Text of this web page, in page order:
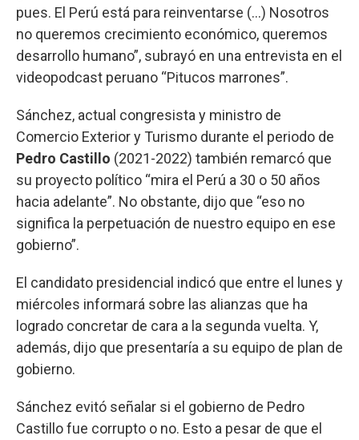
pues. El Perú está para reinventarse (…) Nosotros
no queremos crecimiento económico, queremos
desarrollo humano”, subrayó en una entrevista en el
videopodcast peruano “Pitucos marrones”.
Sánchez, actual congresista y ministro de
Comercio Exterior y Turismo durante el periodo de
Pedro Castillo (2021-2022) también remarcó que
su proyecto político “mira el Perú a 30 o 50 años
hacia adelante”. No obstante, dijo que “eso no
significa la perpetuación de nuestro equipo en ese
gobierno”.
El candidato presidencial indicó que entre el lunes y
miércoles informará sobre las alianzas que ha
logrado concretar de cara a la segunda vuelta. Y,
además, dijo que presentaría a su equipo de plan de
gobierno.
Sánchez evitó señalar si el gobierno de Pedro
Castillo fue corrupto o no. Esto a pesar de que el